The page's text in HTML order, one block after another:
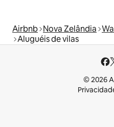
Airbnb Nova Zelândia
Aluguéis de vilas
© 2026